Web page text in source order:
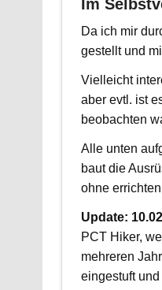
Im
Da ich mir
gestellt und
Vielleicht
aber evtl. ist
beobachten
Alle unten
baut die
ohne
Update:
PCT Hiker,
mehreren
eingestuft